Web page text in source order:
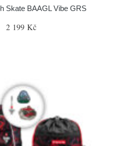
Skate BAAGL Vibe GRS
2 199 Kč